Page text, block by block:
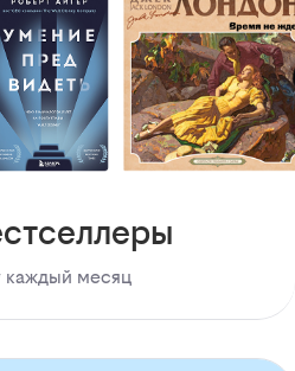
каждый месяц